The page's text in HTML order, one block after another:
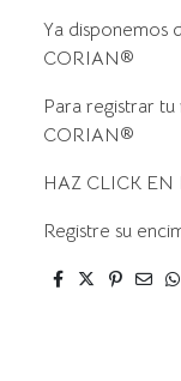
Ya disponemos
CORIAN®
Para registrar
CORIAN®
HAZ CLICK EN
Registre su